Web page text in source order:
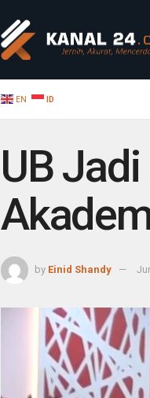
EN ID
UB
by Einid Shandy